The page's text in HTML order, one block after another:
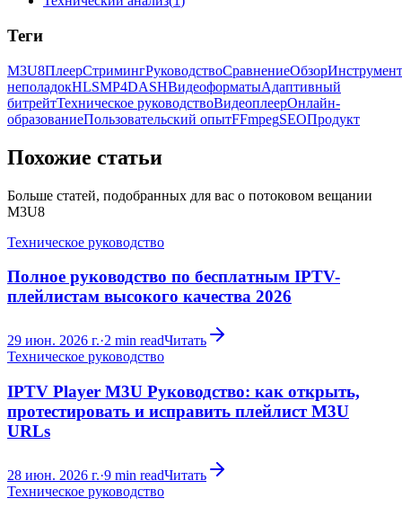
Теги
M3U8ПлеерСтримингРуководствоСравнениеОбзор
неполадокHLSMP4DASHВидеоформатыАдаптивный
битрейтТехническое руководствоВидеоплеерОнлайн-
образованиеПользовательский опытFFmpegSEOПродукт
Похожие статьи
Больше статей, подобранных для вас о потоковом вещании
M3U8
Техническое руководство
Полное руководство по бесплатным IPTV-
плейлистам высокого качества 2026
29 июн. 2026 г.·2 min readЧитать
Техническое руководство
IPTV Player M3U Руководство: как открыть,
протестировать и исправить плейлист M3U
URLs
28 июн. 2026 г.·9 min readЧитать
Техническое руководство